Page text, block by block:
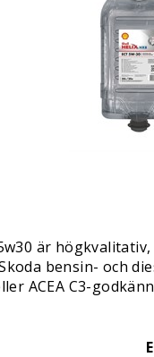
är
bensin- och
ACEA C3-